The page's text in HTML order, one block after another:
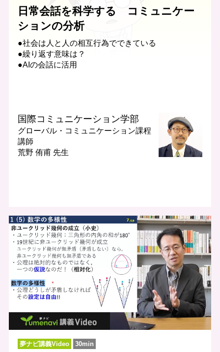
日常会話を科学する コミュニケー
ションの分析
●社会は人と人の相互行為でできている
●繰り返す意味は？
●AIの会話に活用
国際コミュニケーション学部
グローバル・コミュニケーション課程
講師
荒野 侑甫 先生
夢ナビ講義Video 30min